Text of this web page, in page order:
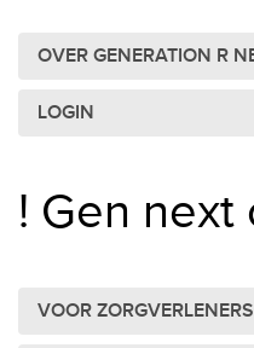
OVER GENERATION R
LOGIN
! Gen
VOOR ZORGVERLENERS